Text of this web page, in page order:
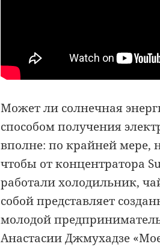
Может ли солнечная
способом получения
вполне: по крайней мере,
чтобы от концентратора
работали холодильник,
собой представляет
молодой
Анастасии Джмухадзе